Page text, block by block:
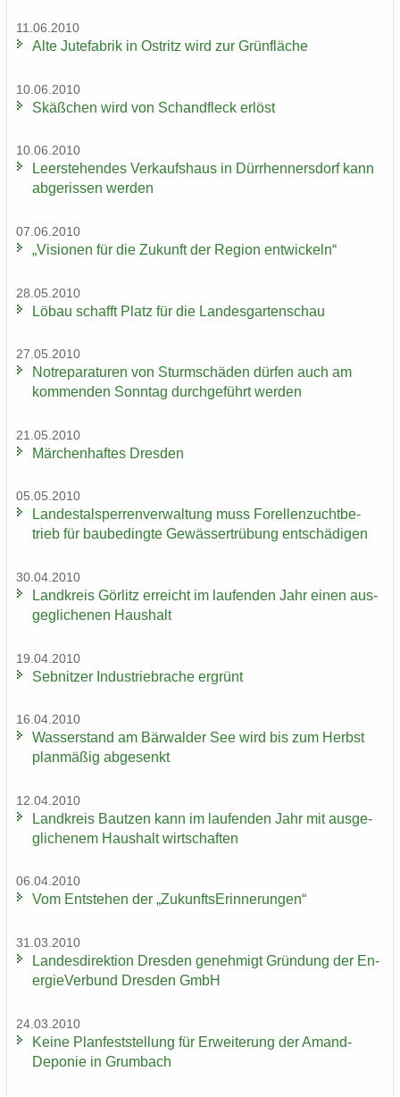
11.06.2010
Alte Ju­te­fa­brik in Ost­ritz wird zur Grün­flä­che
10.06.2010
Skäß­chen wird von Schand­fleck er­löst
10.06.2010
Leer­ste­hen­des Ver­kaufs­haus in Dürr­hen­ners­dorf kann
ab­ge­ris­sen wer­den
07.06.2010
„Vi­sio­nen für die Zu­kunft der Re­gi­on ent­wi­ckeln“
28.05.2010
Löbau schafft Platz für die Lan­des­gar­ten­schau
27.05.2010
Not­re­pa­ra­tu­ren von Sturm­schä­den dür­fen auch am
kom­men­den Sonn­tag durch­ge­führt wer­den
21.05.2010
Mär­chen­haf­tes Dres­den
05.05.2010
Lan­des­tal­sper­ren­ver­wal­tung muss Fo­rel­len­zucht­be­
trieb für bau­be­ding­te Ge­wäs­ser­trü­bung ent­schä­di­gen
30.04.2010
Land­kreis Gör­litz er­reicht im lau­fen­den Jahr einen aus­
ge­gli­che­nen Haus­halt
19.04.2010
Seb­nit­zer In­dus­trie­bra­che er­grünt
16.04.2010
Was­ser­stand am Bär­wal­der See wird bis zum Herbst
plan­mä­ßig ab­ge­senkt
12.04.2010
Land­kreis Baut­zen kann im lau­fen­den Jahr mit aus­ge­
gli­che­nem Haus­halt wirt­schaf­ten
06.04.2010
Vom Ent­ste­hen der „Zu­kunfts­Er­in­ne­run­gen“
31.03.2010
Lan­des­di­rek­ti­on Dres­den ge­neh­migt Grün­dung der En­
er­gie­Ver­bund Dres­den GmbH
24.03.2010
Keine Plan­fest­stel­lung für Er­wei­te­rung der Amand-​
Deponie in Grum­bach